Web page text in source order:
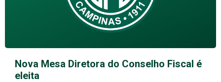
Nova Mesa Diretora do Conselho Fiscal é
eleita